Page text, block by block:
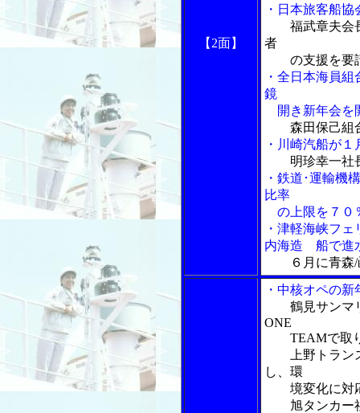
【2面】
・日本旅客船
福武章夫会
者
の支援を要
・全日本海員
鏡
開き新年会を
森田保己組
・川崎汽船が
明珍幸一社
・鉄道･運輸機
比率
の上限を７０
・津軽海峡フ
内海造 船で進
６月に青森
・中核オペの新
鶴見サン
ONE
TEAMで取
上野トランス
し、環
境変化に対
旭タンカー社